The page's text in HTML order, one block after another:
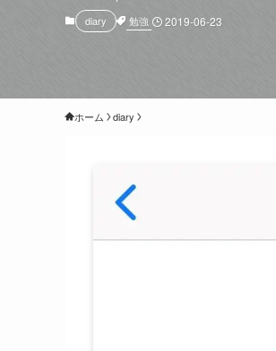
diary 勉強 2019-06-23
ホーム diary